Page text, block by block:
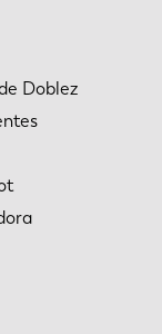
Doblez